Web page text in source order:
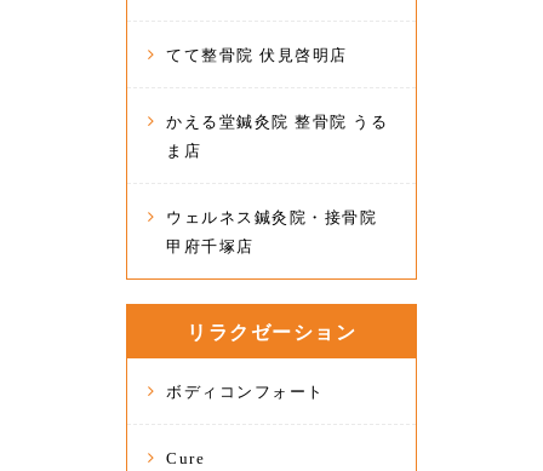
てて整骨院 伏見啓明店
かえる堂鍼灸院 整骨院 うる
ま店
ウェルネス鍼灸院・接骨院
甲府千塚店
リラクゼーション
ボディコンフォート
Cure